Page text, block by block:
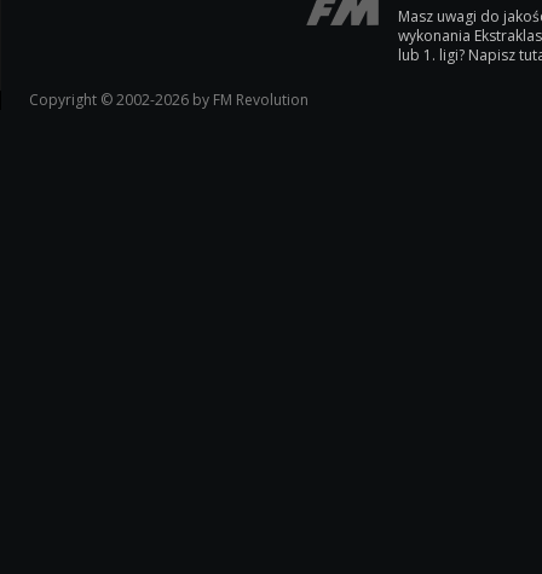
Masz uwagi do
wykonania
lub 1. ligi? Napisz
Copyright © 2002-2026 by FM Revolution